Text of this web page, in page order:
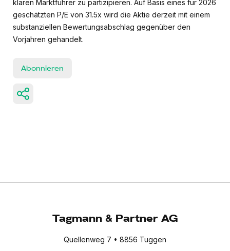
klaren Marktführer zu partizipieren. Auf Basis eines für 2026
geschätzten P/E von 31.5x wird die Aktie derzeit mit einem
substanziellen Bewertungsabschlag gegenüber den
Vorjahren gehandelt.
Abonnieren
Tagmann & Partner AG
Quellenweg 7 • 8856 Tuggen